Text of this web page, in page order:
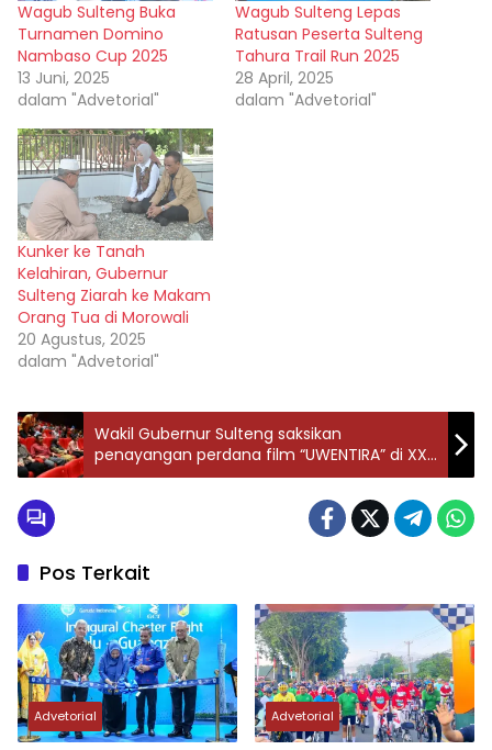
Wagub Sulteng Buka
Turnamen Domino
Nambaso Cup 2025
13 Juni, 2025
dalam "Advetorial"
Wagub Sulteng Lepas
Ratusan Peserta Sulteng
Tahura Trail Run 2025
28 April, 2025
dalam "Advetorial"
Kunker ke Tanah
Kelahiran, Gubernur
Sulteng Ziarah ke Makam
Orang Tua di Morowali
20 Agustus, 2025
dalam "Advetorial"
Wakil Gubernur Sulteng saksikan
penayangan perdana film “UWENTIRA” di XXI
Palu
Pos Terkait
Advetorial Advetorial